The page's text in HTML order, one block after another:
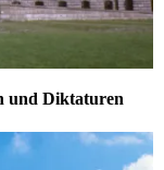
und Diktaturen